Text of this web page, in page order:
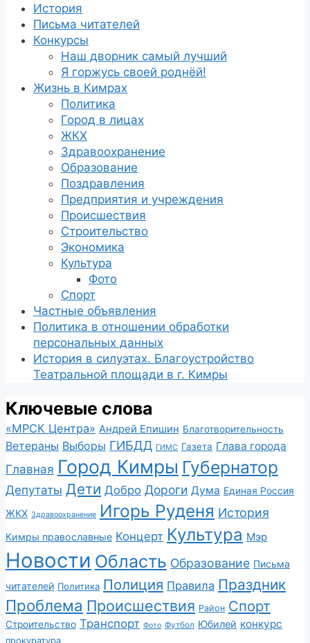
История
Письма читателей
Конкурсы
Наш дворник самый лучший
Я горжусь своей роднёй!
Жизнь в Кимрах
Политика
Город в лицах
ЖКХ
Здравоохранение
Образование
Поздравления
Предприятия и учреждения
Происшествия
Строительство
Экономика
Культура
Фото
Спорт
Частные объявления
Политика в отношении обработки
персональных данных
История в силуэтах. Благоустройство
Театральной площади в г. Кимры
Ключевые слова
«МРСК Центра» Андрей Епишин Благотворительность
Ветераны Выборы ГИБДД ГИМС Газета Глава города
Главная Город Кимры Губернатор
Депутаты Дети Добро Дороги Дума Единая Россия
ЖКХ Здравоохранение Игорь Руденя История
Кимры православные Концерт Культура Мэр
Новости Область Образование Письма
читателей Политика Полиция Правила Праздник
Проблема Происшествия Район Спорт
Строительство Транспорт Фото Футбол Юбилей конкурс
прокуратура